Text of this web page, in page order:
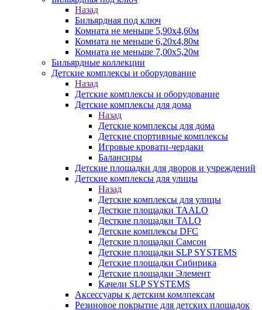
Назад
Бильярдная под ключ
Комната не меньше 5,90х4,60м
Комната не меньше 6,20х4,80м
Комната не меньше 7,00х5,20м
Бильярдные коллекции
Детские комплексы и оборудование
Назад
Детские комплексы и оборудование
Детские комплексы для дома
Назад
Детские комплексы для дома
Детские спортивные комплексы
Игровые кровати-чердаки
Балансиры
Детские площадки для дворов и учреждений
Детские комплексы для улицы
Назад
Детские комплексы для улицы
Десткие площадки TAALO
Десткие площадки TALO
Детские комплексы DFC
Детские площадки Самсон
Детские площадки SLP SYSTEMS
Детские площадки Сибирика
Детские площадки Элемент
Качели SLP SYSTEMS
Аксессуары к детским комлпексам
Резиновое покрытие для детских площадок